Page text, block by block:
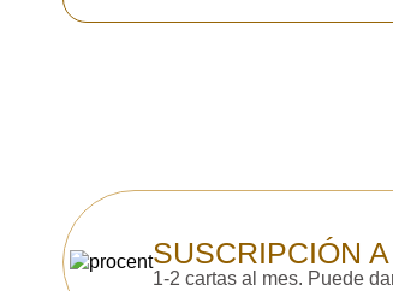
SUSCRIPCIÓN
1-2 cartas al mes. Puede